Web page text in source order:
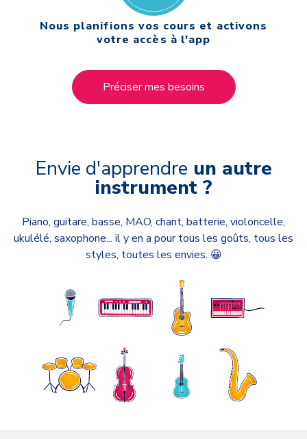
Nous planifions vos cours et activons
votre accès à l'app
Préciser mes besoins
Envie d'apprendre un autre
instrument ?
Piano, guitare, basse, MAO, chant, batterie, violoncelle,
ukulélé, saxophone... il y en a pour tous les goûts, tous les
styles, toutes les envies. 😀